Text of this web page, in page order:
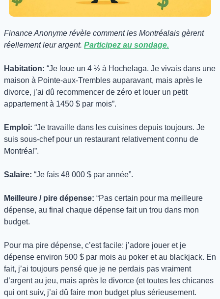
Finance Anonyme révèle comment les Montréalais gèrent
réellement leur argent. Participez au sondage.
Habitation: “Je loue un 4 ½ à Hochelaga. Je vivais dans une
maison à Pointe-aux-Trembles auparavant, mais après le
divorce, j’ai dû recommencer de zéro et louer un petit
appartement à 1450 $ par mois”.
Emploi: “Je travaille dans les cuisines depuis toujours. Je
suis sous-chef pour un restaurant relativement connu de
Montréal”.
Salaire: “Je fais 48 000 $ par année”.
Meilleure / pire dépense: “Pas certain pour ma meilleure
dépense, au final chaque dépense fait un trou dans mon
budget.
Pour ma pire dépense, c’est facile: j’adore jouer et je
dépense environ 500 $ par mois au poker et au blackjack. En
fait, j’ai toujours pensé que je ne perdais pas vraiment
d’argent au jeu, mais après le divorce (et toutes les chicanes
qui ont suiv, j’ai dû faire mon budget plus sérieusement.